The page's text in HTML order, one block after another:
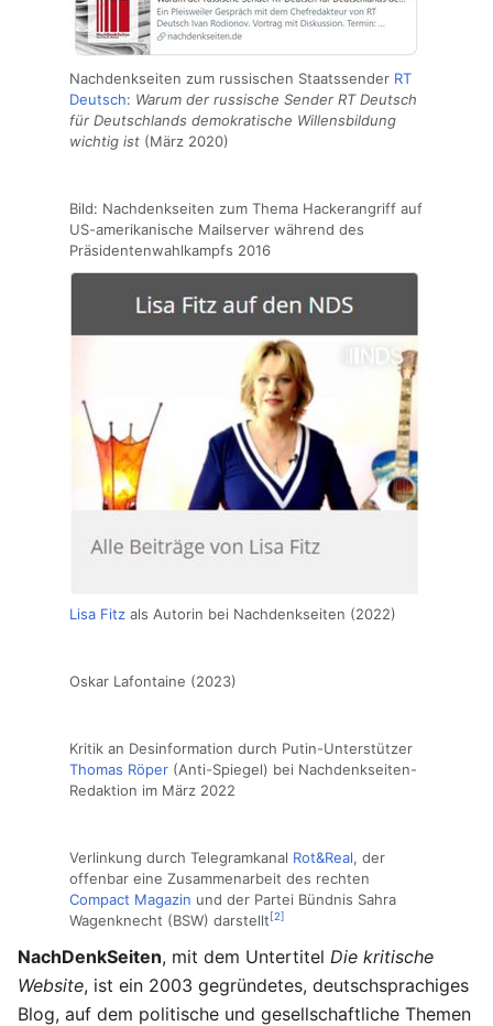
Nachdenkseiten zum russischen Staatssender RT
Deutsch: Warum der russische Sender RT Deutsch
für Deutschlands demokratische Willensbildung
wichtig ist (März 2020)
Bild: Nachdenkseiten zum Thema Hackerangriff auf
US-amerikanische Mailserver während des
Präsidentenwahlkampfs 2016
Lisa Fitz als Autorin bei Nachdenkseiten (2022)
Oskar Lafontaine (2023)
Kritik an Desinformation durch Putin-Unterstützer
Thomas Röper (Anti-Spiegel) bei Nachdenkseiten-
Redaktion im März 2022
Verlinkung durch Telegramkanal Rot&Real, der
offenbar eine Zusammenarbeit des rechten
Compact Magazin und der Partei Bündnis Sahra
Wagenknecht (BSW) darstellt [2]
NachDenkSeiten, mit dem Untertitel Die kritische
Website, ist ein 2003 gegründetes, deutschsprachiges
Blog, auf dem politische und gesellschaftliche Themen